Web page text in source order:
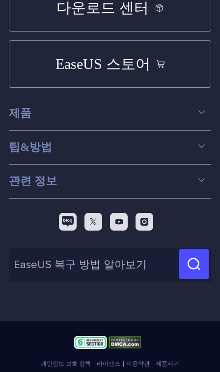
다운로드 센터
EaseUS 스토어
제품
데이터 복구
파티션 관리
스크린 레코더
백업&복원
신제품 New
팁&방법
컴퓨터 데이터 복구 팁
맥 데이터 복구 팁
디스크 파티션 팁
화면 녹화 팁
인사이트 보고서
관련 정보
리셀러
제휴 문의
  

개인정보 보호 정책 라이센스 이용약관 제품제거